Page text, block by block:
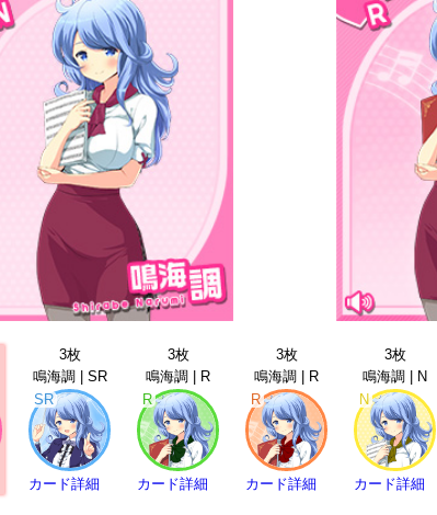
3枚
鳴海調 | SR
SR
カード詳細
3枚
鳴海調 | R
R
カード詳細
3枚
鳴海調 | R
R
カード詳細
3枚
鳴海調 | N
N
カード詳細